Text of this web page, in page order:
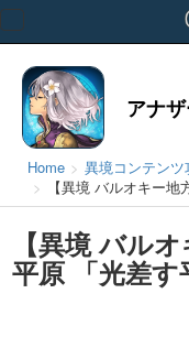
Toggle
アナ
Home
異境コンテンツ
【異境 バルオキー
【異境 バル
平原 「光差す